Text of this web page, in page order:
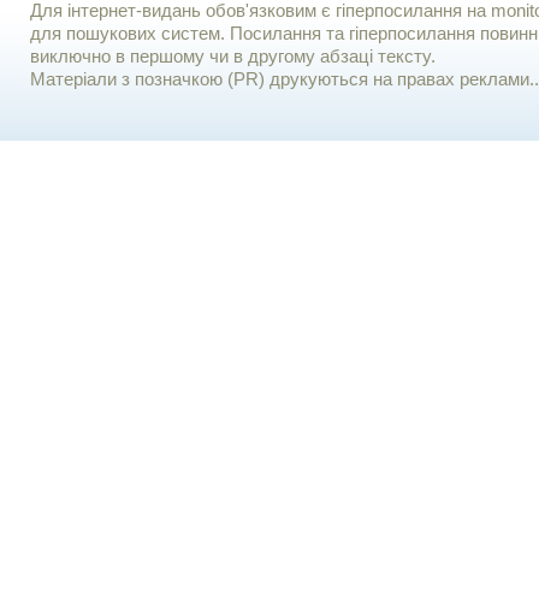
Для iнтернет-видань обов'язковим є гiперпосилання на
для пошукових систем. Посилання та гіперпосилання
виключно в першому чи в другому абзаці тексту.
Матеріали з позначкою (PR) друкуються на правах реклами..